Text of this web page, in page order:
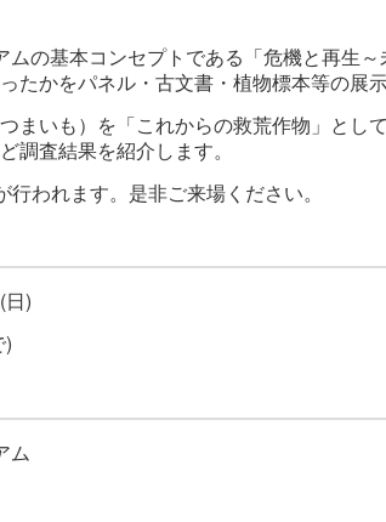
の基本コンセプトである「危機と再生
かをパネル・古文書・植物標本等の展
いも）を「これからの救荒作物」とし
調査結果を紹介します。
われます。是非ご来場ください。
)
ジアム